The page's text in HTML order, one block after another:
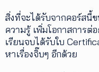
สิ่งที่จะได้รับจากคอร์สนี้
ความรู้ เพิ่มโอกาสการต่
เรียนจบได้รับใบ
หาเรื่องจิ๊บๆ อีกด้วย